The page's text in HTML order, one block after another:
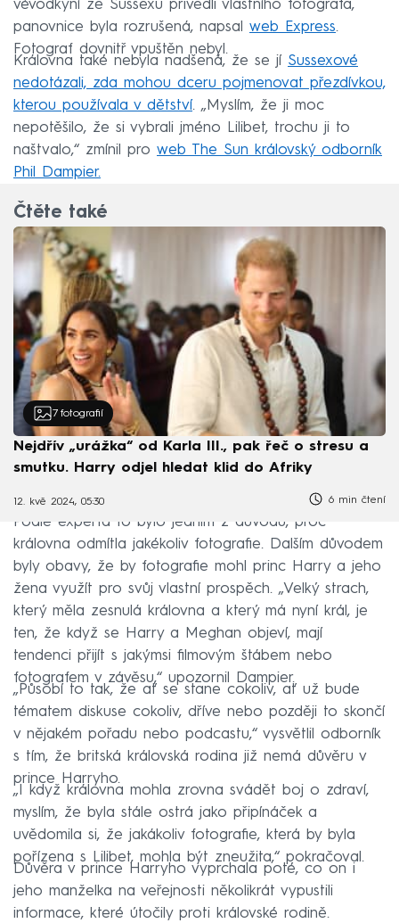
vévodkyní ze Sussexu přivedli vlastního fotografa,
panovnice byla rozrušená, napsal web Express.
Fotograf dovnitř vpuštěn nebyl.
Královna také nebyla nadšená, že se jí Sussexové
nedotázali, zda mohou dceru pojmenovat přezdívkou,
kterou používala v dětství. „Myslím, že ji moc
nepotěšilo, že si vybrali jméno Lilibet, trochu ji to
naštvalo,“ zmínil pro web The Sun královský odborník
Phil Dampier.
Čtěte také
7 fotografií
Nejdřív „urážka“ od Karla III., pak řeč o stresu a
smutku. Harry odjel hledat klid do Afriky
12. kvě 2024, 05:30 6 min čtení
Podle experta to bylo jedním z důvodů, proč
královna odmítla jakékoliv fotografie. Dalším důvodem
byly obavy, že by fotografie mohl princ Harry a jeho
žena využít pro svůj vlastní prospěch. „Velký strach,
který měla zesnulá královna a který má nyní král, je
ten, že když se Harry a Meghan objeví, mají
tendenci přijít s jakýmsi filmovým štábem nebo
fotografem v závěsu,“ upozornil Dampier.
„Působí to tak, že ať se stane cokoliv, ať už bude
tématem diskuse cokoliv, dříve nebo později to skončí
v nějakém pořadu nebo podcastu,“ vysvětlil odborník
s tím, že britská královská rodina již nemá důvěru v
prince Harryho.
„I když královna mohla zrovna svádět boj o zdraví,
myslím, že byla stále ostrá jako připínáček a
uvědomila si, že jakákoliv fotografie, která by byla
pořízena s Lilibet, mohla být zneužita,“ pokračoval.
Důvěra v prince Harryho vyprchala poté, co on i
jeho manželka na veřejnosti několikrát vypustili
informace, které útočily proti královské rodině.